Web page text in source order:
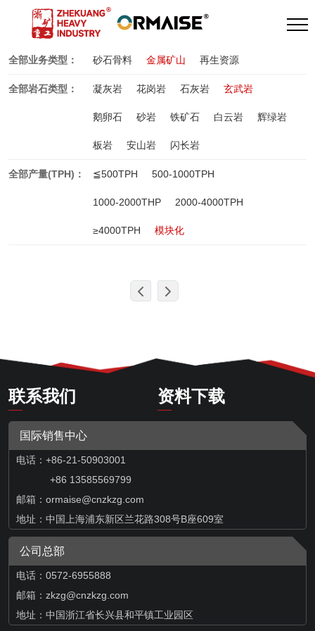
全部业务类型： 砂石骨料 金属矿山 再生资源
全部岩石类型： 凝灰岩 花岗岩 石灰岩 玄武岩
鹅卵石 砂岩 铁矿石 白云岩 辉绿岩
板岩 安山岩 闪长岩
全部产量(TPH)： ≦500TPH 500-1000TPH
1000-2000THP 2000-4000TPH
≥4000TPH 模块化
联系我们 资料下载
国际销售中心
电话：+86-21-50903001
+86 13585569799
邮箱： ormaise@cnzkzg.com
地址：中国上海浦东新区兰花路308号B座609室
公司总部
电话：0572-6955888
邮箱：zkzg@cnzkzg.com
地址：中国浙江省长兴县和平镇工业园区